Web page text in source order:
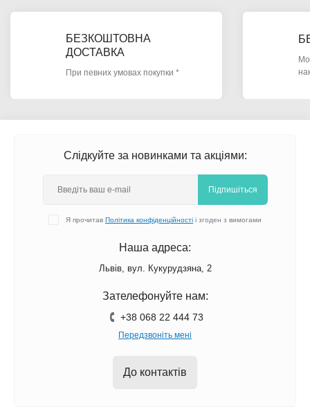
БЕЗКОШТОВНА
ДОСТАВКА
При певних умовах покупки *
Слідкуйте за новинками та акціями:
Підпишіться
Я прочитав Політика конфіденційності і згоден з вимогами
Наша адреса:
Львів, вул. Кукурудзяна, 2
Зателефонуйте нам:
+38 068 22 444 73
Передзвоніть мені
До контактів